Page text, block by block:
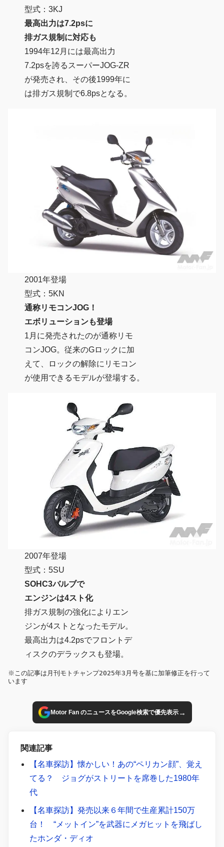
型式：3KJ
最高出力は7.2psに
排ガス規制に対応も
1994年12月には最高出力
7.2psを誇るスーパーJOG-ZR
が発売され、その後1999年に
は排ガス規制で6.8psとなる。
2001年登場
型式：5KN
通称リモコンJOG！
エボリューションも登場
1月に発売されたのが通称リモ
コンJOG。従来のGロックに加
えて、ロックの解除にリモコン
が使用できるモデルが登場する。
2007年登場
型式：5SU
SOHC3バルブで
エンジンは4スト化
排ガス規制の強化によりエン
ジンが4ストとなったモデル。
最高出力は4.2psでフロントデ
ィスクのデラックスも登場。
※この記事は月刊モトチャンプ2025年3月号を基に加筆修正を行って
います
Motor Fan のニュースをGoogle検索で優先表示→
関連記事
【名車探訪】懐かしい！あの“ペリカン顔”、覚え
てる？ ジョグがストリートを席巻した1980年
代
【名車探訪】発売以来６年間で生産累計150万
台！ “メットイン”を武器にメガヒットを飛ばし
たホンダ・ディオ